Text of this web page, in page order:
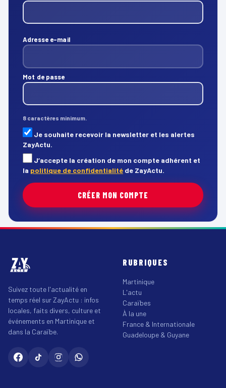
Adresse e-mail
Mot de passe
8 caractères minimum.
Je souhaite recevoir la newsletter et les alertes
ZayActu.
J’accepte la création de mon compte adhérent et
la politique de confidentialité de ZayActu.
CRÉER MON COMPTE
Suivez toute l'actualité en
temps réel sur ZayActu : infos
locales, faits divers, culture et
événements en Martinique et
dans la Caraïbe.
RUBRIQUES
Martinique
L'actu
Caraïbes
À la une
France & Internationale
Guadeloupe & Guyane